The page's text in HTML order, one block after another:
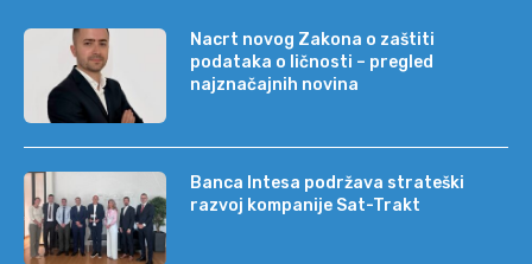
Nacrt novog Zakona o zaštiti
podataka o ličnosti – pregled
najznačajnih novina
Banca Intesa podržava strateški
razvoj kompanije Sat-Trakt